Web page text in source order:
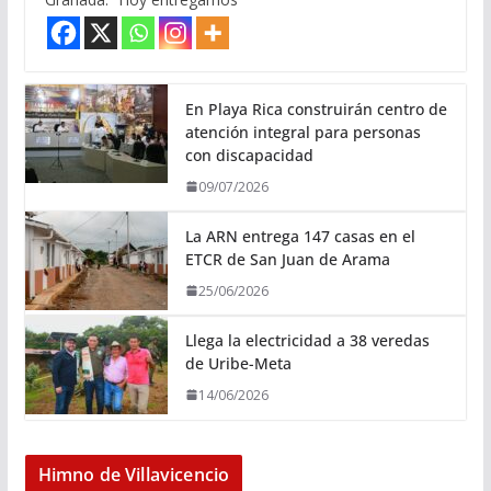
En Playa Rica construirán centro de
atención integral para personas
con discapacidad
09/07/2026
La ARN entrega 147 casas en el
ETCR de San Juan de Arama
25/06/2026
Llega la electricidad a 38 veredas
de Uribe-Meta
14/06/2026
Himno de Villavicencio